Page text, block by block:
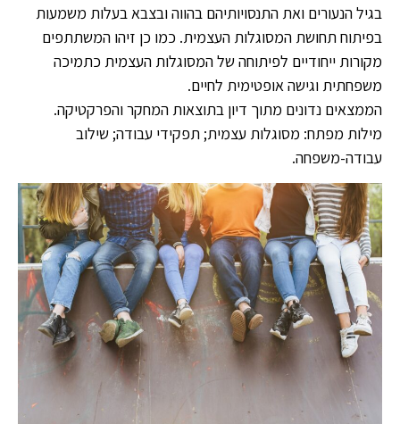
בגיל הנעורים ואת התנסויותיהם בהווה ובצבא בעלות משמעות
בפיתוח תחושת המסוגלות העצמית. כמו כן זיהו המשתתפים
מקורות ייחודיים לפיתוחה של המסוגלות העצמית כתמיכה
משפחתית וגישה אופטימית לחיים.
הממצאים נדונים מתוך דיון בתוצאות המחקר והפרקטיקה.
מילות מפתח: מסוגלות עצמית; תפקידי עבודה; שילוב
עבודה-משפחה.